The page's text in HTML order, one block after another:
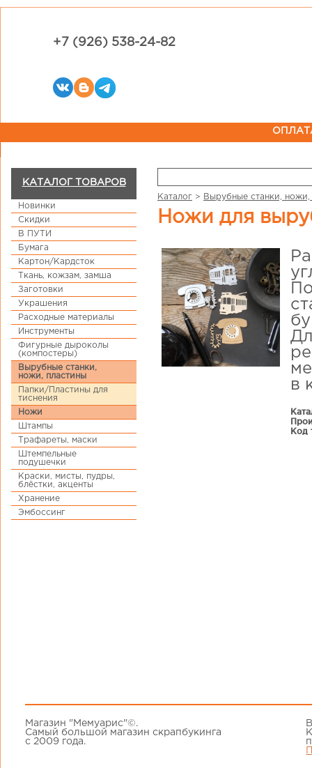
+7 (926) 538-24-82
КАТАЛОГ ТОВАРОВ
Новинки
Скидки
В ПУТИ
Бумага
Картон/Кардсток
Ткань, кожзам, замша
Заготовки
Украшения
Расходные материалы
Инструменты
Фигурные дыроколы
(компостеры)
Вырубные станки,
ножи, пластины
Папки/Пластины для
тиснения
Ножи
Штампы
Трафареты, маски
Штемпельные
подушечки
Краски, мисты, пудры,
блёстки, акценты
Хранение
Эмбоссинг
Каталог > Вырубные станки, ножи,
Ножи для
в
Код
Магазин "Мемуарис"©.
Самый большой магазин скрапбукинга
с 2009 года.